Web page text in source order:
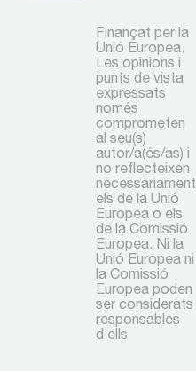
Finançat per la
Unió Europea.
Les opinions i
punts de vista
expressats
només
comprometen
al seu(s)
autor/a(és/as) i
no reflecteixen
necessàriament
els de la Unió
Europea o els
de la Comissió
Europea. Ni la
Unió Europea ni
la Comissió
Europea poden
ser considerats
responsables
d’ells